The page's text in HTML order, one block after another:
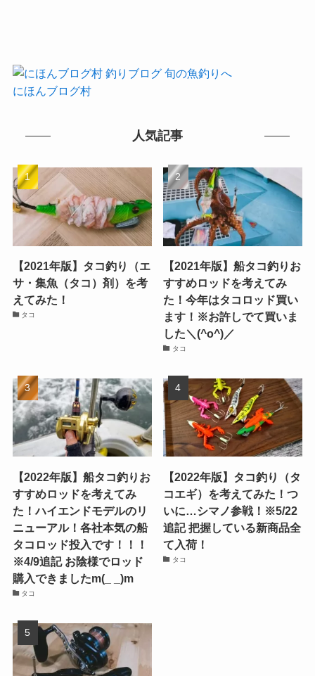
にほんブログ村
人気記事
【2021年版】タコ釣り（エ
サ・集魚（タコ）剤）を考
えてみた！
タコ
【2021年版】船タコ釣りお
すすめロッドを考えてみ
た！今年はタコロッド買い
ます！※お許しでて買いま
した＼(^o^)／
タコ
【2022年版】船タコ釣りお
すすめロッドを考えてみ
た！ハイエンドモデルのリ
ニューアル！各社本気の船
タコロッド投入です！！！
※4/9追記 お陰様でロッド
購入できましたm(_ _)m
タコ
【2022年版】タコ釣り（タ
コエギ）を考えてみた！つ
いに…シマノ参戦！※5/22
追記 把握している新商品全
て入荷！
タコ